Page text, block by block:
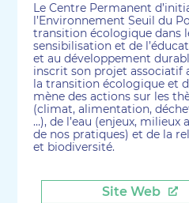
Le Centre Permanent
l’Environnement Seuil du
transition écologique dans
sensibilisation et de
et au développement
inscrit son projet associatif
la transition écologique et
mène des actions sur les
(climat, alimentation,
…), de l’eau (enjeux,
de nos pratiques) et de la
et biodiversité.
Site Web